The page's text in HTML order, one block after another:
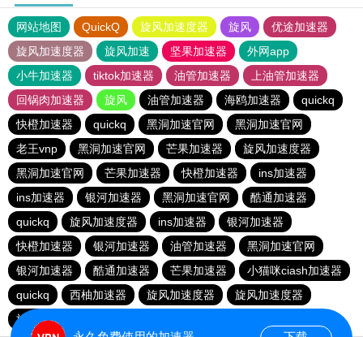
网站地图 QuickQ 旋风加速度器 旋风
优途加速器
旋风加速度器
旋风加速 坚果加速器
外网app
小牛加速器
tiktok加速器 油管加速器
上油管加速器
回锅肉加速器
旋风 油管加速器 海鸥加速器
quickq
快橙加速器
quickq 黑洞加速官网
黑洞加速官网
老王vnp
黑洞加速官网 芒果加速器
旋风加速度器
黑洞加速官网
芒果加速器 快橙加速器
ins加速器
ins加速器
银河加速器 黑洞加速官网
酷通加速器
quickq
旋风加速度器 ins加速器
银河加速器
快橙加速器
银河加速器 油管加速器
黑洞加速官网
银河加速器
酷通加速器 芒果加速器
小猫咪ciash加速器
quickq
西柚加速器 旋风加速度器
旋风加速度器
旋风加速度器